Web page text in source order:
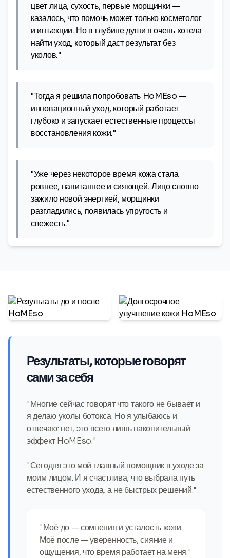
цвет лица, сухость, первые морщинки —
казалось, что помочь может только косметолог
и инъекции. Но в глубине души я очень хотела
найти уход, который даст результат без
уколов."
"Тогда я решила попробовать HoMEso —
инновационный уход, который работает
глубоко и запускает естественные процессы
восстановления кожи."
"Уже через некоторое время кожа стала
ровнее, напитаннее и сияющей. Лицо словно
зажило новой энергией, морщинки
разгладились, появилась упругость и
свежесть."
Результаты, которые говорят
сами за себя
"Многие сейчас говорят что такого не бывает и
я делаю уколы ботокса. Но я улыбаюсь и
отвечаю: нет, это всего лишь накопительный
эффект HoMEso."
"Сегодня это мой главный помощник в уходе за
моим лицом. И я счастлива, что выбрала путь
естественного ухода, а не быстрых решений."
"Моё до — сомнения и усталость кожи.
Моё после — уверенность, сияние и
ощущения, что время работает на меня."